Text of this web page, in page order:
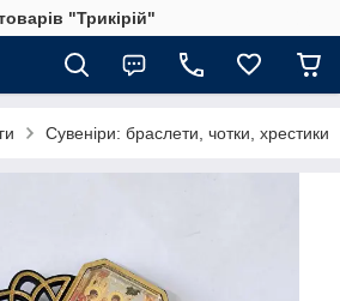
"Трикірій"
Сувеніри: браслети, чотки, хрестики